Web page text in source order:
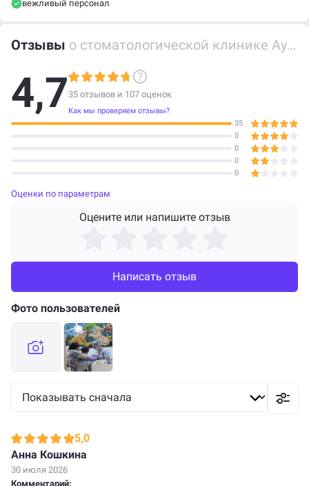
вежливый персонал
Отзывы о стоматологической клинике Аурели-Дент (Stomatologicheskaya klinika Aureli-Dent)
4,7 35 отзывов и 107 оценок
Как мы проверяем отзывы?
Оцените или напишите отзыв
Написать отзыв
35
0
0
0
0
Оценки по параметрам
Фото пользователей
5,0
Анна Кошкина
30 июля 2026
Комментарий: